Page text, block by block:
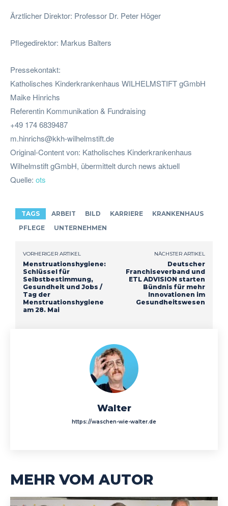
Ärztlicher Direktor: Professor Dr. Peter Höger
Pflegedirektor: Markus Balters
Pressekontakt:
Katholisches Kinderkrankenhaus WILHELMSTIFT gGmbH
Maike Hinrichs
Referentin Kommunikation & Fundraising
+49 174 6839487
m.hinrichs@kkh-wilhelmstift.de
Original-Content von: Katholisches Kinderkrankenhaus
Wilhelmstift gGmbH, übermittelt durch news aktuell
Quelle: ots
TAGS ARBEIT BILD KARRIERE
KRANKENHAUS
PFLEGE
UNTERNEHMEN
VORHERIGER ARTIKEL
Menstruationshygiene:
Schlüssel für
Selbstbestimmung,
Gesundheit und Jobs /
Tag der
Menstruationshygiene
am 28. Mai
NÄCHSTER ARTIKEL
Deutscher
Franchiseverband und
ETL ADVISION starten
Bündnis für mehr
Innovationen im
Gesundheitswesen
Walter
https://waschen-wie-walter.de
MEHR VOM AUTOR